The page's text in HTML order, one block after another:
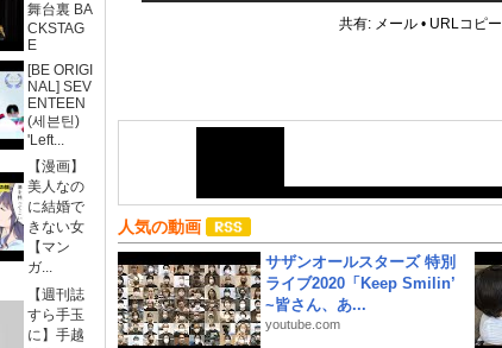
舞台裏 BA
CKSTAG
E
[BE ORIGI
NAL] SEV
ENTEEN
(세븐틴)
'Left...
【漫画】
美人なの
に結婚で
きない女
【マン
ガ...
【週刊誌
すら手玉
に】手越
共有: メール • URLコピー
人気の動画
サザンオールスターズ 特別
ライブ2020「Keep Smilin’
~皆さん、あ...
youtube.com